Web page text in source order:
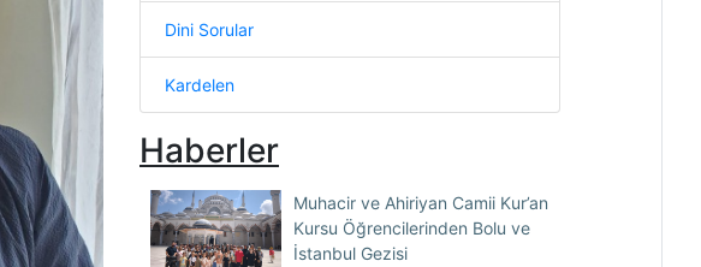
Dini Sorular
Kardelen
Haberler
Muhacir ve Ahiriyan Camii Kur’an
Kursu Öğrencilerinden Bolu ve
İstanbul Gezisi